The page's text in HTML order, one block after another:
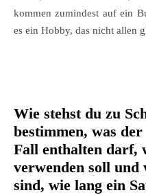
kommen zumindest auf ein
es ein Hobby, das nicht allen
Wie stehst du zu
bestimmen, was
Fall enthalten darf,
verwenden soll und
sind, wie lang ein